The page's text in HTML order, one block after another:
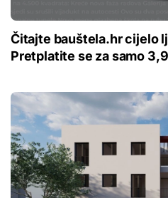
Čitajte bauštela.hr cijelo
Pretplatite se za samo